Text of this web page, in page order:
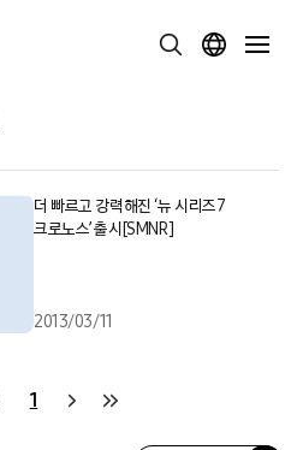
더 빠르고 강력해진 ‘뉴 시리즈7
크로노스’ 출시[SMNR]
2013/03/11
1